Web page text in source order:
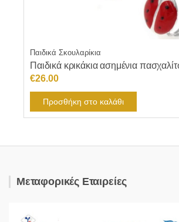
Παιδικά Σκουλαρίκια
Παιδικά κρικάκια ασημένια
€26.00
Προσθήκη στο καλάθι
Μεταφορικές Εταιρείες